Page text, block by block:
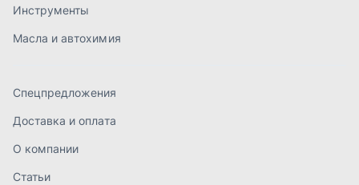
order@mteh74.ru
+7 (904) 945-52-55
г. Златоуст